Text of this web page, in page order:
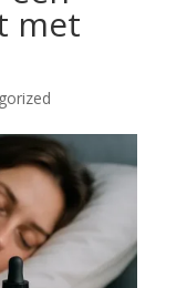
met